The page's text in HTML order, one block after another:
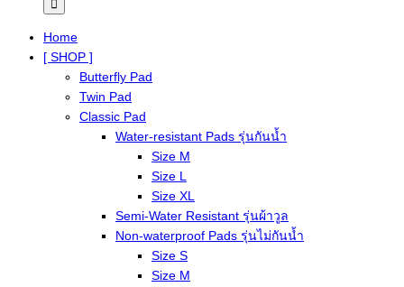
Home
[ SHOP ]
Butterfly Pad
Twin Pad
Classic Pad
Water-resistant Pads รุ่นกันน้ำ
Size M
Size L
Size XL
Semi-Water Resistant รุ่นผ้าวูล
Non-waterproof Pads รุ่นไม่กันน้ำ
Size S
Size M